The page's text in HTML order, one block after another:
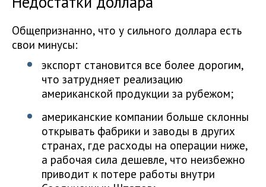
Общепризнанно, что у сильного доллара есть
свои минусы:
экспорт становится все более дорогим,
что затрудняет реализацию
американской продукции за рубежом;
американские компании больше склонны
открывать фабрики и заводы в других
странах, где расходы на операции ниже,
а рабочая сила дешевле, что неизбежно
приводит к потере работы внутри